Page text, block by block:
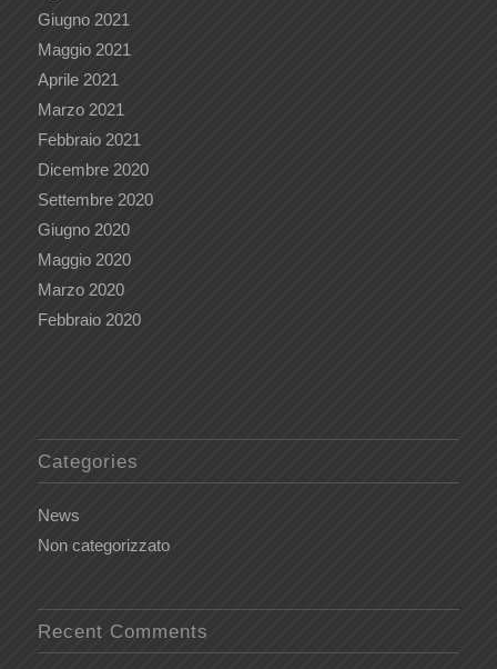
Giugno 2021
Maggio 2021
Aprile 2021
Marzo 2021
Febbraio 2021
Dicembre 2020
Settembre 2020
Giugno 2020
Maggio 2020
Marzo 2020
Febbraio 2020
Categories
News
Non categorizzato
Recent Comments